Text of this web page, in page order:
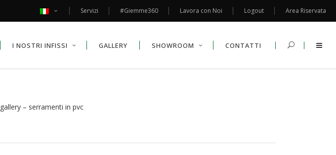
Servizi #Giemme360 Lavora con Noi Logout Area Riservata
I NOSTRI INFISSI GALLERY SHOWROOM CONTATTI
gallery – serramenti in pvc